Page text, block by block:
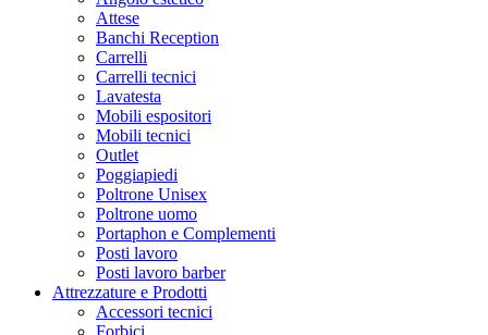
Attese
Banchi Reception
Carrelli
Carrelli tecnici
Lavatesta
Mobili espositori
Mobili tecnici
Outlet
Poggiapiedi
Poltrone Unisex
Poltrone uomo
Portaphon e Complementi
Posti lavoro
Posti lavoro barber
Attrezzature e Prodotti
Accessori tecnici
Forbici